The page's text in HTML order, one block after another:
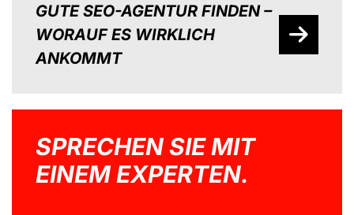
GUTE SEO-AGENTUR FINDEN –
WORAUF ES WIRKLICH
ANKOMMT
SPRECHEN SIE MIT
EINEM EXPERTEN.